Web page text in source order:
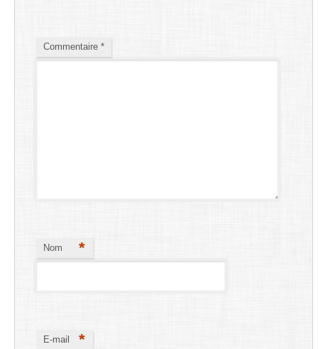
Commentaire *
Nom *
E-mail *